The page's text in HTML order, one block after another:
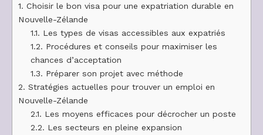
1. Choisir le bon visa pour une expatriation durable en
Nouvelle-Zélande
1.1. Les types de visas accessibles aux expatriés
1.2. Procédures et conseils pour maximiser les
chances d’acceptation
1.3. Préparer son projet avec méthode
2. Stratégies actuelles pour trouver un emploi en
Nouvelle-Zélande
2.1. Les moyens efficaces pour décrocher un poste
2.2. Les secteurs en pleine expansion